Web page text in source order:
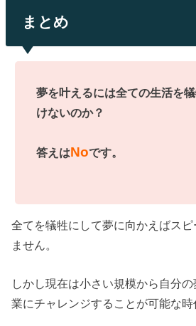
まとめ
夢を叶えるには全ての生活を
けないのか？
答えはNoです。
全てを犠牲にして夢に向かえばス
ません。
しかし現在は小さい規模から自分
業にチャレンジすることが可能な時